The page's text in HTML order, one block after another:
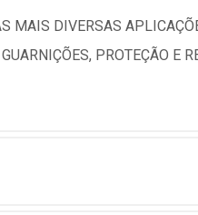
MAIS DIVERSAS
PROTEÇÃO E